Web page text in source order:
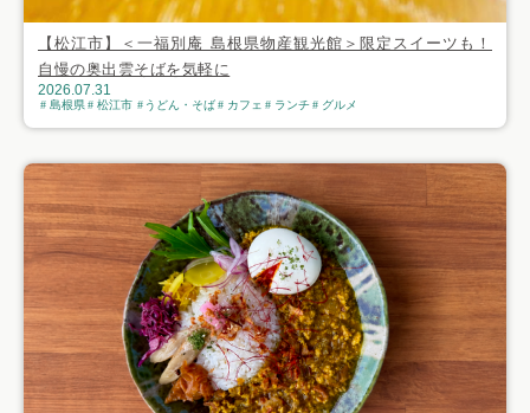
【松江市】＜一福別庵 島根県物産観光館＞限定スイーツも！
自慢の奥出雲そばを気軽に
2026.07.31
島根県 松江市 うどん・そば カフェ ランチ グルメ